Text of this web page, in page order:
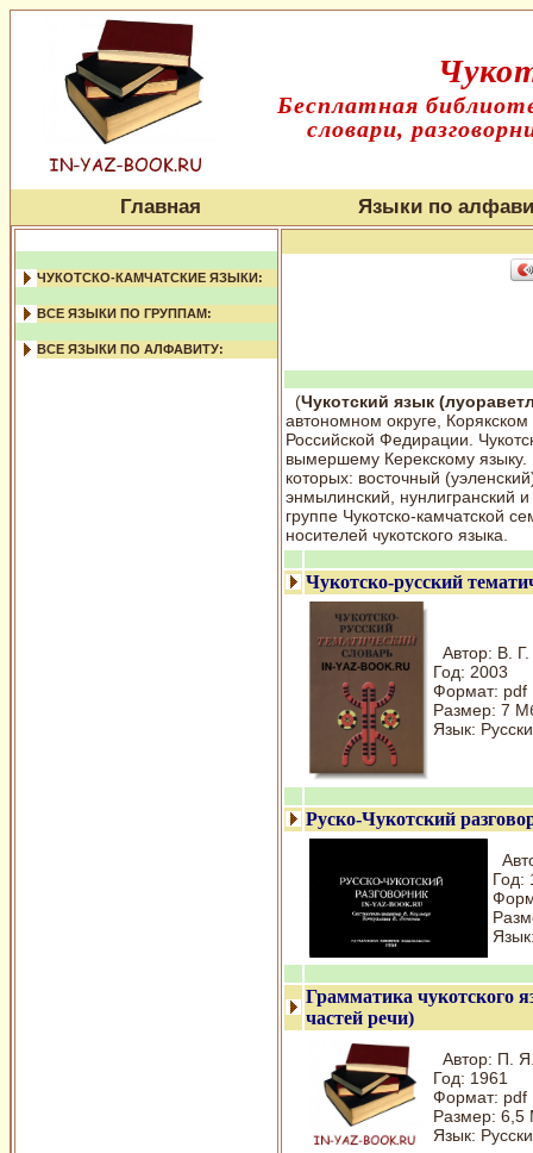
Бесплатная
словари,
Главная Языки по
ЧУКОТСКО-КАМЧАТСКИЕ ЯЗЫКИ:
ВСЕ ЯЗЫКИ ПО ГРУППАМ:
ВСЕ ЯЗЫКИ ПО АЛФАВИТУ:
(Чукотский язык
автономном округе,
Российской Федирации.
вымершему Керекскому языку.
которых: восточный
энмылинский, нунлигранский и
группе Чукотско-камчатской
носителей чукотского языка.
Чукотско-русский
Автор: В.
Год: 2003
Формат: pdf
Размер: 7
Язык:
Руско-Чукотский
Год:
Грамматика чукотского
частей речи)
Автор: П.
Год: 1961
Формат: pdf
Размер: 6,5
Язык: